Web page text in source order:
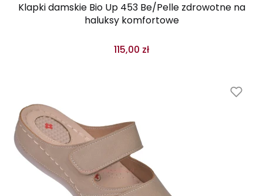
Klapki damskie Bio Up 453 Be/Pelle zdrowotne na
haluksy komfortowe
115,00 zł